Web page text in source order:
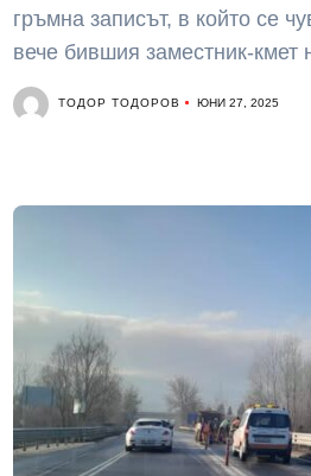
гръмна записът, в който се
вече бившия заместник-
ТОДОР ТОДОРОВ ЮНИ 27, 2025